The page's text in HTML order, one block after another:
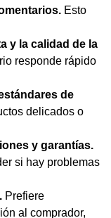
Esto
y la calidad de la
responde rápido
de
delicados o
y garantías.
si hay problemas
Prefiere
al comprador,